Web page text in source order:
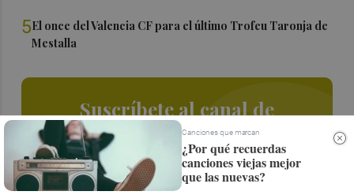
5El once del Valencia CF para el último Trofeu Taronja de
Mestalla
Suscríbete al canal de
Whatsapp
Siempre al día de las últimas noticias
¡Quiero suscribirme!
Canciones que marcan
¿Por qué recuerdas
canciones viejas mejor
que las nuevas?